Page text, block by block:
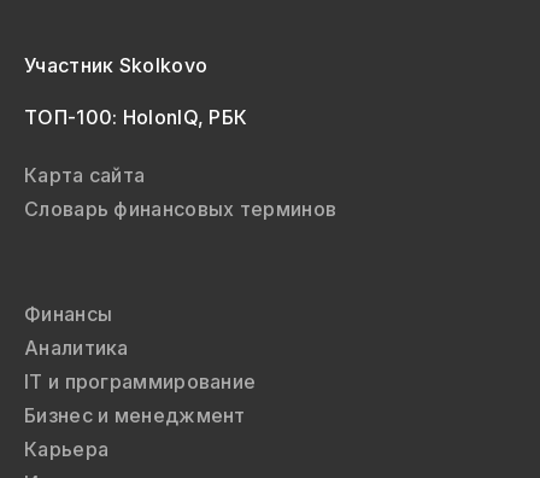
Участник Skolkovo
ТОП-100: HolonIQ, РБК
Карта сайта
Словарь финансовых терминов
Финансы
Аналитика
IT и программирование
Бизнес и менеджмент
Карьера